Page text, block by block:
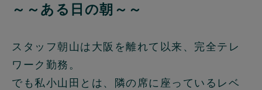
～～ある日の朝～～
スタッフ朝山は大阪を離れて以来、完全テレ
ワーク勤務。
でも私小山田とは、隣の席に座っているレベ